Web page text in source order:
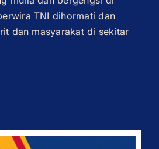
TNI dihormati dan
dan masyarakat di sekitar